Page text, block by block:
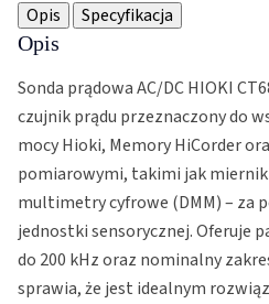
Opis
Specyfikacja
Opis
Sonda prądowa AC/DC HIOKI
czujnik prądu przeznaczony do
mocy Hioki, Memory HiCorder
pomiarowymi, takimi jak
multimetry cyfrowe (DMM) – za
jednostki sensorycznej. Oferuje
do 200 kHz oraz nominalny
sprawia, że jest idealnym